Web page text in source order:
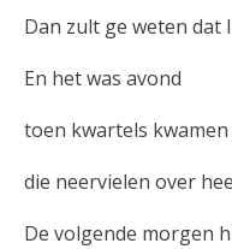
Dan zult ge weten dat
En het was avond
toen kwartels
die neervielen over
De volgende morgen